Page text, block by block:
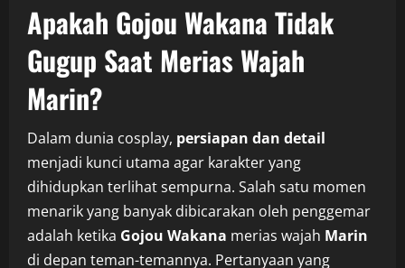
Apakah Gojou Wakana Tidak
Gugup Saat Merias Wajah
Marin?
Dalam dunia cosplay, persiapan dan detail
menjadi kunci utama agar karakter yang
dihidupkan terlihat sempurna. Salah satu momen
menarik yang banyak dibicarakan oleh penggemar
adalah ketika Gojou Wakana merias wajah Marin
di depan teman-temannya. Pertanyaan yang